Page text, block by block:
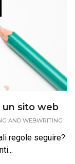
un sito web
AND WEBWRITING
regole seguire?